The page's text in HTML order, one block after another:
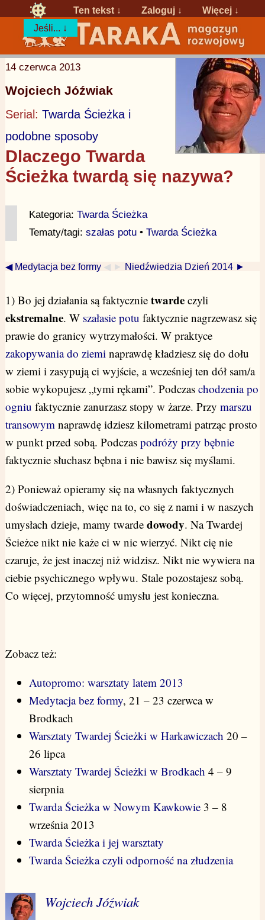
Ten tekst ↓ Zaloguj ↓
Więcej ↓
Jeśli... ↓
14 czerwca 2013
Wojciech Jóźwiak
Serial: Twarda Ścieżka i
podobne sposoby
Dlaczego Twarda
Ścieżka twardą się nazywa?
Kategoria: Twarda Ścieżka
Tematy/tagi: szałas potu• Twarda Ścieżka
◀ Medytacja bez formy ◀ ► Niedźwiedzia Dzień 2014 ►
1) Bo jej działania są faktycznie twarde czyli
ekstremalne. W szałasie potu faktycznie nagrzewasz się
prawie do granicy wytrzymałości. W praktyce
zakopywania do zieminaprawdę kładziesz się do dołu
w ziemi i zasypują ci wyjście, a wcześniej ten dół sam/a
sobie wykopujesz „tymi rękami”. Podczas chodzenia po
ogniu faktycznie zanurzasz stopy w żarze. Przy marszu
transowymnaprawdę idziesz kilometrami patrząc prosto
w punkt przed sobą. Podczas podróży przy bębnie
faktycznie słuchasz bębna i nie bawisz się myślami.
2) Ponieważ opieramy się na własnych faktycznych
doświadczeniach, więc na to, co się z nami i w naszych
umysłach dzieje, mamy twardedowody. Na Twardej
Ścieżce nikt nie każe ci w nic wierzyć. Nikt cię nie
czaruje, że jest inaczej niż widzisz. Nikt nie wywiera na
ciebie psychicznego wpływu. Stale pozostajesz sobą.
Co więcej, przytomność umysłu jest konieczna.
Zobacz też:
Autopromo: warsztaty latem 2013
Medytacja bez formy, 21 – 23 czerwca w
Brodkach
Warsztaty Twardej Ścieżki w Harkawiczach 20 –
26 lipca
Warsztaty Twardej Ścieżki w Brodkach 4 – 9
sierpnia
Twarda Ścieżka w Nowym Kawkowie3 – 8
września 2013
Twarda Ścieżka i jej warsztaty
Twarda Ścieżka czyli odporność na złudzenia
Wojciech Jóźwiak